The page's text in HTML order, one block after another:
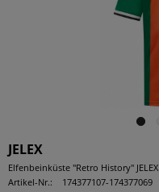
JELEX
Elfenbeinküste "Retro History"
Artikel-Nr.:
174377107-174377069